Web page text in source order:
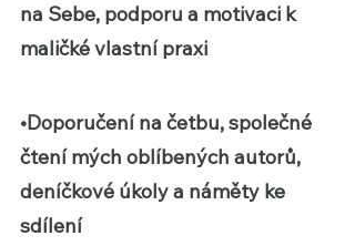
na Sebe, podporu a motivaci k
maličké vlastní praxi
•Doporučení na četbu, společné
čtení mých oblíbených autorů,
deníčkové úkoly a náměty ke
sdílení